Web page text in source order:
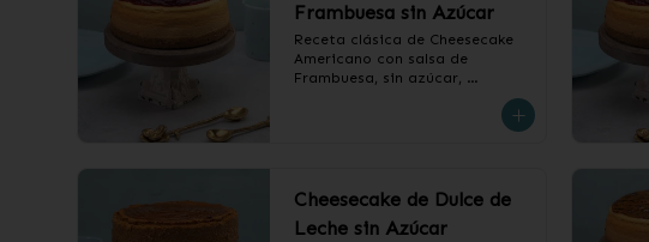
Frambuesa sin Azúcar
Receta clásica de Cheesecake
Americano con salsa de
Frambuesa, sin azúcar,
Cheesecake de Dulce de
Leche sin Azúcar